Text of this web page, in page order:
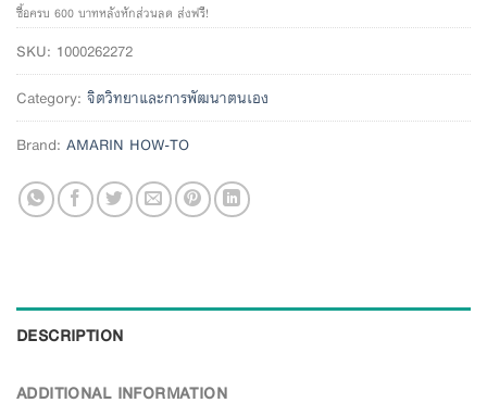
ซื้อครบ 600 บาทหลังหักส่วนลด ส่งฟรี!
SKU: 1000262272
Category: จิตวิทยาและการพัฒนาตนเอง
Brand: AMARIN HOW-TO
DESCRIPTION
ADDITIONAL INFORMATION